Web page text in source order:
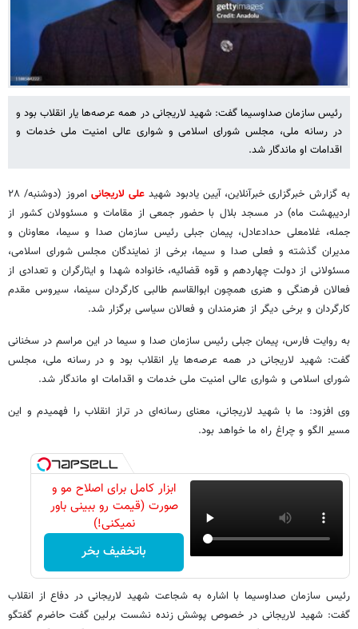
رئیس سازمان صداوسیما گفت: شهید لاریجانی در همه عرصه‌ها یار انقلاب بود و
در رسانه ملی، مجلس شورای اسلامی و شواری عالی امنیت ملی خدمات و
اقدامات او ماندگار شد.
به گزارش خبرگزاری خبرآنلاین، آیین یادبود شهیدعلی لاریجانی
امروز (دوشنبه/ ۲۸
اردیبهشت ماه) در مسجد بلال با حضور جمعی از مقامات و مسئوولان کشور از
جمله، غلامعلی حدادعادل، پیمان جبلی رئیس سازمان صدا و سیما، معاونان و
مدیران گذشته و فعلی صدا و سیما، برخی از نمایندگان مجلس شورای اسلامی،
مسئولانی از دولت چهاردهم و قوه قضائیه، خانواده شهدا و ایثارگران و تعدادی از
فعالان فرهنگی و هنری همچون ابوالقاسم طالبی کارگردان سینما، سیروس مقدم
کارگردان و برخی دیگر از هنرمندان و فعالان سیاسی برگزار شد.
به روایت فارس، پیمان جبلی رئیس سازمان صدا و سیما در این مراسم در سخنانی
گفت: شهید لاریجانی در همه عرصه‌ها یار انقلاب بود و در رسانه ملی، مجلس
شورای اسلامی و شواری عالی امنیت ملی خدمات و اقدامات او ماندگار شد.
وی افزود: ما با شهید لاریجانی، معنای رسانه‌ای در تراز انقلاب را فهمیدم و این‌
مسیر الگو و چراغ راه ما خواهد بود.
ابزار کامل برای اصلاح مو و
صورت (قیمت رو ببینی باور
نمیکنی!)
باتخفیف بخر
رئیس سازمان صداوسیما با اشاره به شجاعت شهید لاریجانی در دفاع از انقلاب
گفت: شهید لاریجانی در خصوص پوشش زنده نشست برلین گفت حاضرم گفتگو